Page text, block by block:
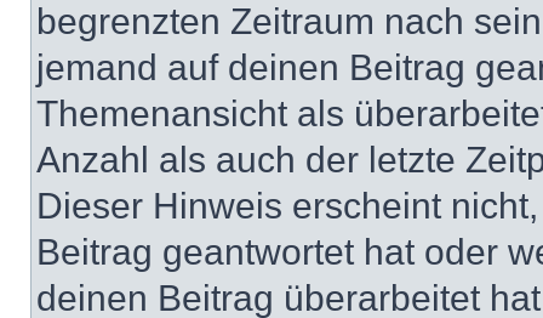
begrenzten Zeitraum nach
jemand auf deinen Beitrag
Themenansicht als
Anzahl als auch der letzte
Dieser Hinweis erscheint
Beitrag geantwortet hat oder
deinen Beitrag überarbeitet